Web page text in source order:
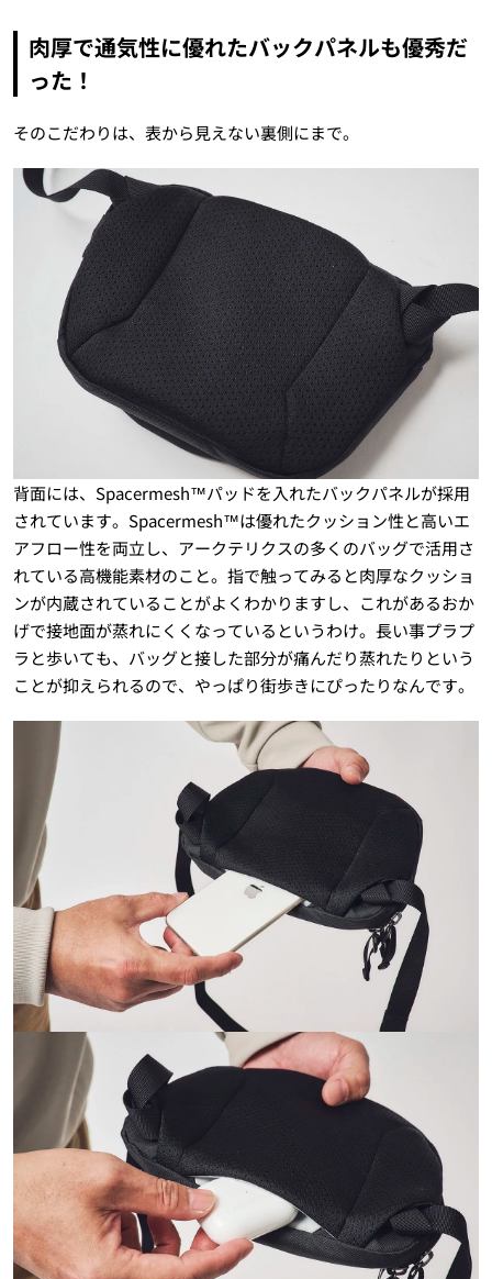
肉厚で通気性に優れたバックパネルも優秀だ
った！
そのこだわりは、表から見えない裏側にまで。
背面には、Spacermesh™パッドを入れたバックパネルが採用
されています。Spacermesh™は優れたクッション性と高いエ
アフロー性を両立し、アークテリクスの多くのバッグで活用さ
れている高機能素材のこと。指で触ってみると肉厚なクッショ
ンが内蔵されていることがよくわかりますし、これがあるおか
げで接地面が蒸れにくくなっているというわけ。長い事プラプ
ラと歩いても、バッグと接した部分が痛んだり蒸れたりという
ことが抑えられるので、やっぱり街歩きにぴったりなんです。